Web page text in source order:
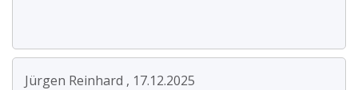
Jürgen Reinhard , 17.12.2025